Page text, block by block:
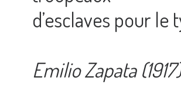
d’esclaves pour le
Emilio Zapata (1917)